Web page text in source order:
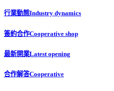
行業動態Industry dynamics
簽約合作Cooperative shop
最新開業Latest opening
合作解答Cooperative